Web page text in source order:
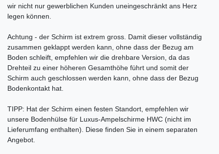
wir nicht nur gewerblichen Kunden uneingeschränkt ans Herz
legen können.
Achtung - der Schirm ist extrem gross. Damit dieser vollständig
zusammen geklappt werden kann, ohne dass der Bezug am
Boden schleift, empfehlen wir die drehbare Version, da das
Drehteil zu einer höheren Gesamthöhe führt und somit der
Schirm auch geschlossen werden kann, ohne dass der Bezug
Bodenkontakt hat.
TIPP: Hat der Schirm einen festen Standort, empfehlen wir
unsere Bodenhülse für Luxus-Ampelschirme HWC (nicht im
Lieferumfang enthalten). Diese finden Sie in einem separaten
Angebot.